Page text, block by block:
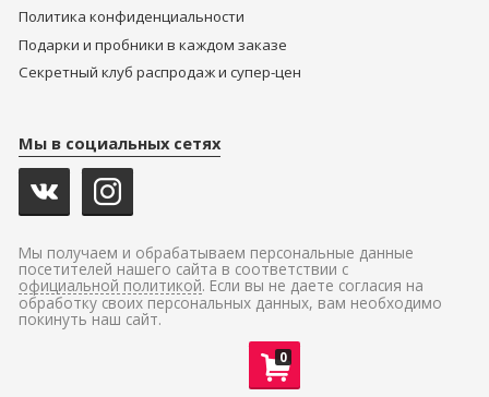
Политика конфиденциальности
Подарки и пробники в каждом заказе
Секретный клуб распродаж и супер-цен
Мы в социальных сетях
Мы получаем и обрабатываем персональные данные
посетителей нашего сайта в соответствии с
официальной политикой. Если вы не даете согласия на
обработку своих персональных данных, вам необходимо
покинуть наш сайт.
0